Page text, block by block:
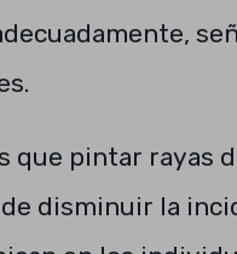
que pintar rayas
disminuir la